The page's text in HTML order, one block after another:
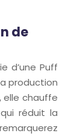
de
d’une Puff
production
elle chauffe
réduit la